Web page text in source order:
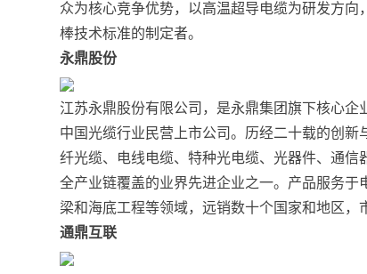
众为核心竞争优势，以高温超导电缆为研发方
棒技术标准的制定者。
永鼎股份
江苏永鼎股份有限公司，是永鼎集团旗下核心企
中国光缆行业民营上市公司。历经二十载的创
纤光缆、电线电缆、特种光电缆、光器件、通
全产业链覆盖的业界先进企业之一。产品服务
梁和海底工程等领域，远销数十个国家和地区，
通鼎互联